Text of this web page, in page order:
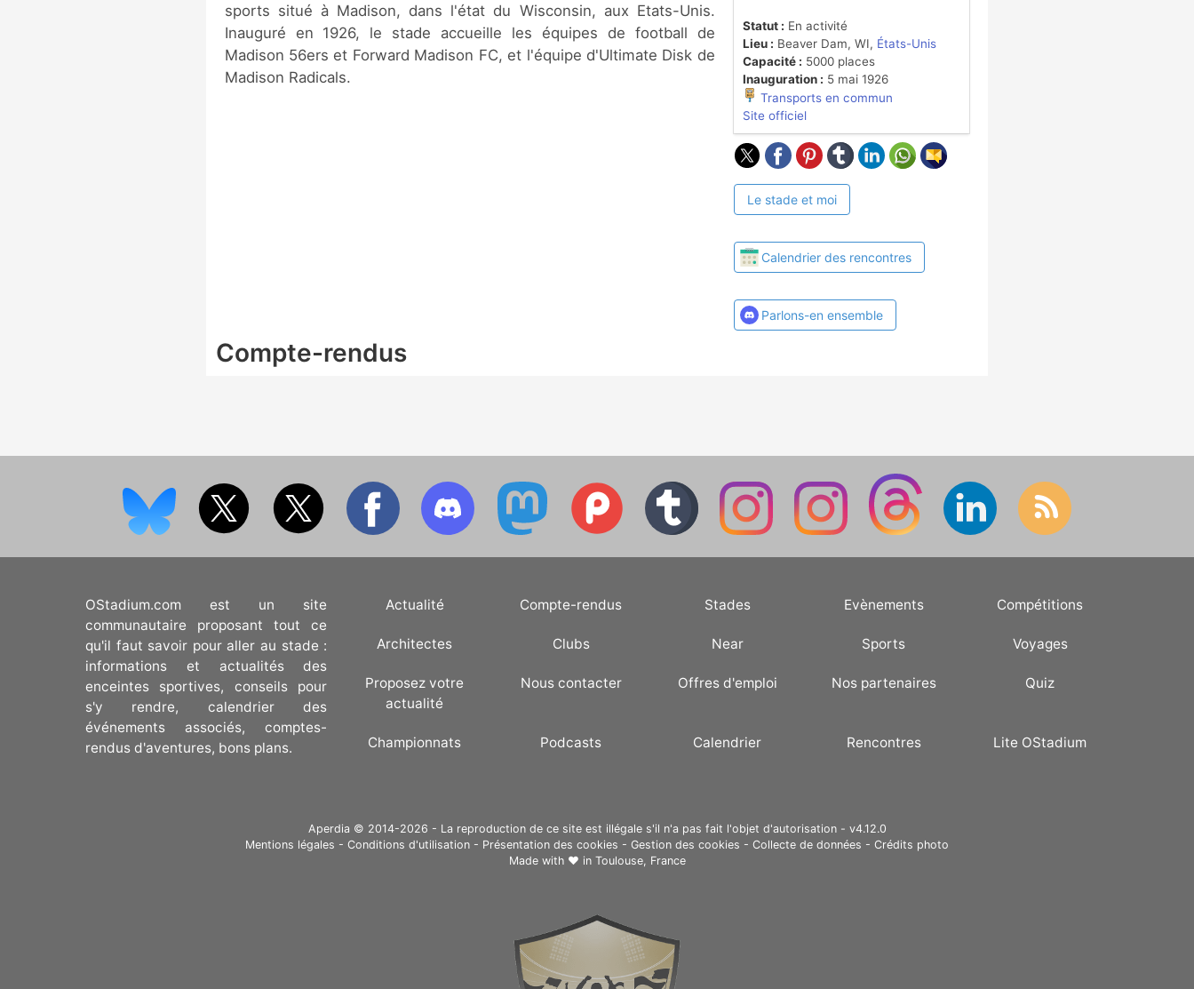
sports situé à Madison, dans l'état du Wisconsin, aux Etats-Unis.
Inauguré en 1926, le stade accueille les équipes de football de
Madison 56ers et Forward Madison FC, et l'équipe d'Ultimate Disk de
Madison Radicals.
Statut : En activité
Lieu : Beaver Dam, WI, États-Unis
Capacité : 5000 places
Inauguration : 5 mai 1926
Transports en commun
Site officiel
Le stade et moi
Calendrier des rencontres
Parlons-en ensemble
Compte-rendus
OStadium.com est un site
communautaire proposant tout ce
qu'il faut savoir pour aller au stade :
informations et actualités des
enceintes sportives, conseils pour
s'y rendre, calendrier des
événements associés, comptes-
rendus d'aventures, bons plans.
Actualité Compte-rendus Stades Evènements Compétitions
Architectes Clubs Near Sports Voyages
Proposez votre
actualité
Nous contacter Offres d'emploi Nos partenaires Quiz
Championnats Podcasts Calendrier Rencontres Lite OStadium
Aperdia © 2014-2026 - La reproduction de ce site est illégale s'il n'a pas fait l'objet d'autorisation - v4.12.0
Mentions légales - Conditions d'utilisation - Présentation des cookies - Gestion des cookies - Collecte de données - Crédits photo
Made with ❤ in Toulouse, France